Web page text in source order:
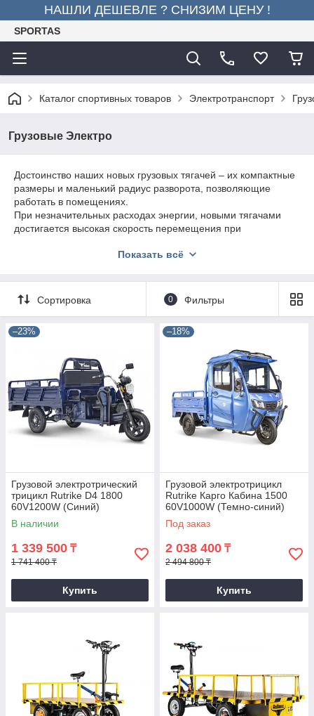
НАШЛИ ДЕШЕВЛЕ ? СНИЗИМ ЦЕНУ !
SPORTAS
Каталог спортивных товаров Электротранспорт
Грузовые Электро
Достоинство наших новых грузовых тягачей – их компактные
размеры и маленький радиус разворота, позволяющие
работать в помещениях.
При незначительных расходах энергии, новыми тягачами
достигается высокая скорость перемещения при
скорость движения сохраняется. Все модели грузовых
Показать всё
Сортировка 0 Фильтры
–23%
Грузовой электротрический
трицикл Rutrike D4 1800
60V1200W (Синий)
В наличии
1 339 500 ₸
1 741 400 ₸
Купить
–18%
Грузовой электротрицикл
Rutrike Карго Кабина 1500
60V1000W (Темно-синий)
Под заказ
2 038 400 ₸
2 494 800 ₸
Купить